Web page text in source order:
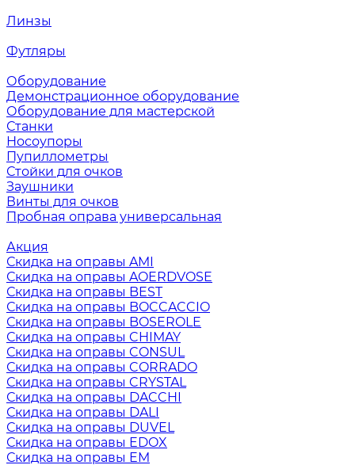
Линзы
Футляры
Оборудование
Демонстрационное оборудование
Оборудование для мастерской
Станки
Носоупоры
Пупиллометры
Стойки для очков
Заушники
Винты для очков
Пробная оправа универсальная
Акция
Скидка на оправы AMI
Скидка на оправы AOERDVOSE
Скидка на оправы BEST
Скидка на оправы BOCCACCIO
Скидка на оправы BOSEROLE
Скидка на оправы CHIMAY
Скидка на оправы CONSUL
Скидка на оправы CORRADO
Скидка на оправы CRYSTAL
Скидка на оправы DACCHI
Скидка на оправы DALI
Скидка на оправы DUVEL
Скидка на оправы EDOX
Скидка на оправы EM